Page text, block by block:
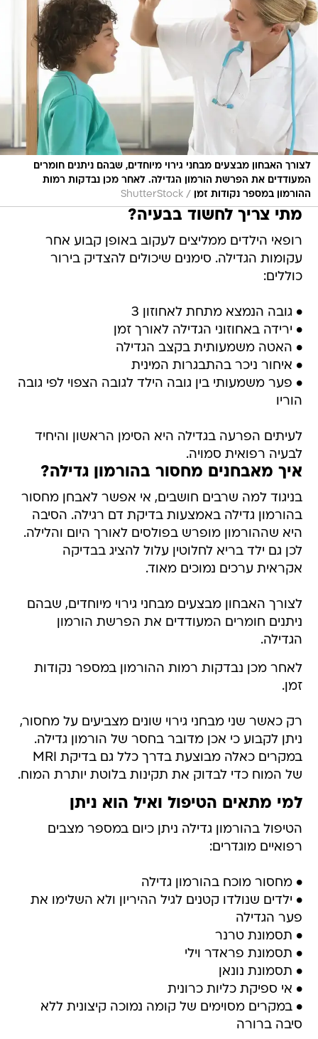
לצורך האבחון מבצעים מבחני גירוי מיוחדים, שבהם ניתנים חומרים
המעודדים את הפרשת הורמון הגדילה. לאחר מכן נבדקות רמות
ההורמון במספר נקודות זמן
/
ShutterStock
מתי צריך לחשוד בבעיה?
רופאי הילדים ממליצים לעקוב באופן קבוע אחר
עקומות הגדילה. סימנים שיכולים להצדיק בירור
כוללים:
• גובה הנמצא מתחת לאחוזון 3
• ירידה באחוזוני הגדילה לאורך זמן
• האטה משמעותית בקצב הגדילה
• איחור ניכר בהתבגרות המינית
• פער משמעותי בין גובה הילד לגובה הצפוי לפי גובה
הוריו
לעיתים הפרעה בגדילה היא הסימן הראשון והיחיד
לבעיה רפואית סמויה.
איך מאבחנים מחסור בהורמון גדילה?
בניגוד למה שרבים חושבים, אי אפשר לאבחן מחסור
בהורמון גדילה באמצעות בדיקת דם רגילה. הסיבה
היא שההורמון מופרש בפולסים לאורך היום והלילה.
לכן גם ילד בריא לחלוטין עלול להציג בבדיקה
אקראית ערכים נמוכים מאוד.
לצורך האבחון מבצעים מבחני גירוי מיוחדים, שבהם
ניתנים חומרים המעודדים את הפרשת הורמון
הגדילה.
לאחר מכן נבדקות רמות ההורמון במספר נקודות
זמן.
רק כאשר שני מבחני גירוי שונים מצביעים על מחסור,
ניתן לקבוע כי אכן מדובר בחסר של הורמון גדילה.
במקרים כאלה מבוצעת בדרך כלל גם בדיקת MRI
של המוח כדי לבדוק את תקינות בלוטת יותרת המוח.
למי מתאים הטיפול ואיל הוא ניתן
הטיפול בהורמון גדילה ניתן כיום במספר מצבים
רפואיים מוגדרים:
• מחסור מוכח בהורמון גדילה
• ילדים שנולדו קטנים לגיל ההיריון ולא השלימו את
פער הגדילה
• תסמונת טרנר
• תסמונת פראדר וילי
• תסמונת נונאן
• אי ספיקת כליות כרונית
• במקרים מסוימים של קומה נמוכה קיצונית ללא
סיבה ברורה